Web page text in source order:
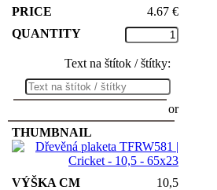
4.67 €
Text na štítok / štítky:
or
10,5